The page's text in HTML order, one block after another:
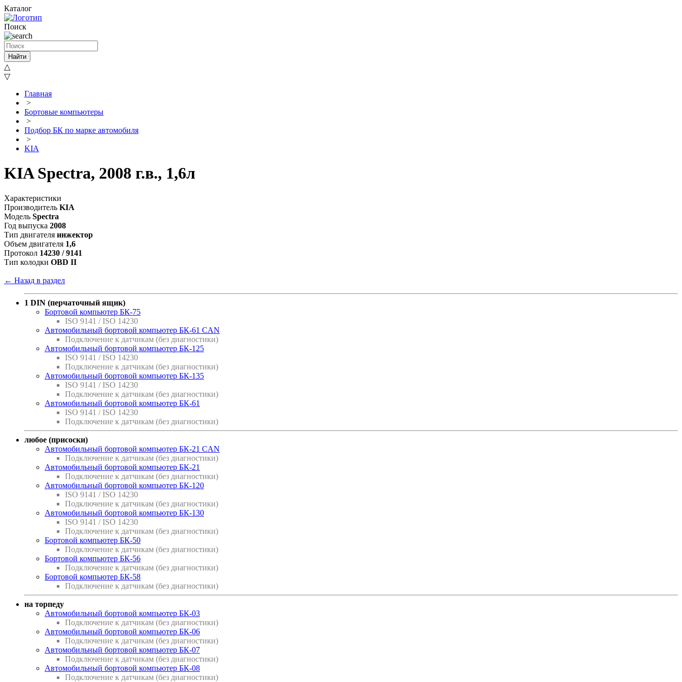
Каталог
Поиск
Найти
△
▽
Главная
>
Бортовые компьютеры
>
Подбор БК по марке автомобиля
>
KIA
KIA Spectra, 2008 г.в., 1,6л
Характеристики
Производитель KIA
Модель Spectra
Год выпуска 2008
Тип двигателя инжектор
Объем двигателя 1,6
Протокол 14230 / 9141
Тип колодки OBD II
← Назад в раздел
1 DIN (перчаточный ящик)
Бортовой компьютер БК-75
ISO 9141 / ISO 14230
Автомобильный бортовой компьютер БК-61 CAN
Подключение к датчикам (без диагностики)
Автомобильный бортовой компьютер БК-125
ISO 9141 / ISO 14230
Подключение к датчикам (без диагностики)
Автомобильный бортовой компьютер БК-135
ISO 9141 / ISO 14230
Подключение к датчикам (без диагностики)
Автомобильный бортовой компьютер БК-61
ISO 9141 / ISO 14230
Подключение к датчикам (без диагностики)
любое (присоски)
Автомобильный бортовой компьютер БК-21 CAN
Подключение к датчикам (без диагностики)
Автомобильный бортовой компьютер БК-21
Подключение к датчикам (без диагностики)
Автомобильный бортовой компьютер БК-120
ISO 9141 / ISO 14230
Подключение к датчикам (без диагностики)
Автомобильный бортовой компьютер БК-130
ISO 9141 / ISO 14230
Подключение к датчикам (без диагностики)
Бортовой компьютер БК-50
Подключение к датчикам (без диагностики)
Бортовой компьютер БК-56
Подключение к датчикам (без диагностики)
Бортовой компьютер БК-58
Подключение к датчикам (без диагностики)
на торпеду
Автомобильный бортовой компьютер БК-03
Подключение к датчикам (без диагностики)
Автомобильный бортовой компьютер БК-06
Подключение к датчикам (без диагностики)
Автомобильный бортовой компьютер БК-07
Подключение к датчикам (без диагностики)
Автомобильный бортовой компьютер БК-08
Подключение к датчикам (без диагностики)